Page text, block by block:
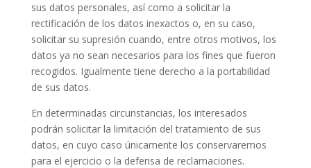
sus datos personales, así como a solicitar la
rectificación de los datos inexactos o, en su caso,
solicitar su supresión cuando, entre otros motivos, los
datos ya no sean necesarios para los fines que fueron
recogidos. Igualmente tiene derecho a la portabilidad
de sus datos.
En determinadas circunstancias, los interesados
podrán solicitar la limitación del tratamiento de sus
datos, en cuyo caso únicamente los conservaremos
para el ejercicio o la defensa de reclamaciones.